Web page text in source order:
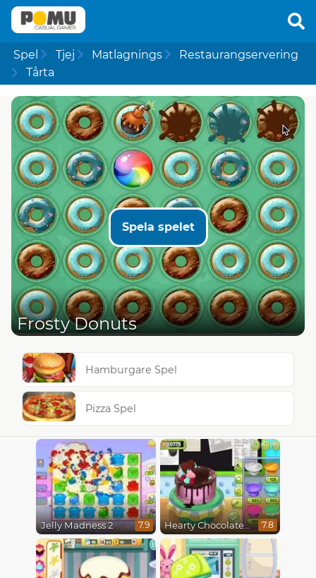
Spel Tjej Matlagnings
Restaurangservering
Tårta
Spela spelet
Frosty Donuts
Hamburgare Spel
Pizza Spel
Jelly Madness 2 7.9 Hearty Chocolate Cake 7.8